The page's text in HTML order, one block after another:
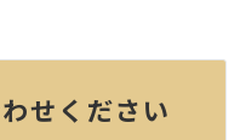
せください